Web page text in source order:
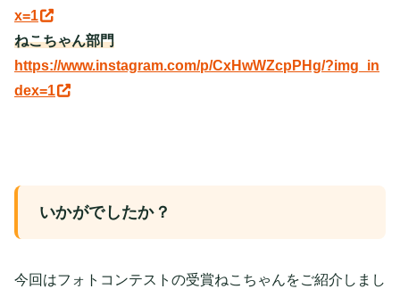
x=1
ねこちゃん部門
https://www.instagram.com/p/CxHwWZcpPHg/?img_in
dex=1
いかがでしたか？
今回はフォトコンテストの受賞ねこちゃんをご紹介しまし